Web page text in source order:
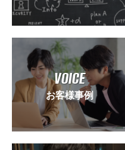
VOICE
お客様事例